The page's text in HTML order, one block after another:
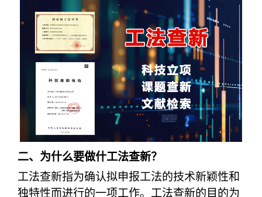
二、为什么要做什工法查新？
工法查新指为确认拟申报工法的技术新颖性和
独特性而进行的一项工作。工法查新的目的为